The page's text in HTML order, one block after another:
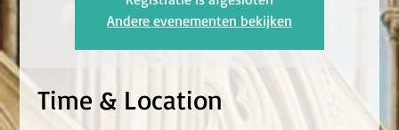
Andere evenementen bekijken
Time & Location